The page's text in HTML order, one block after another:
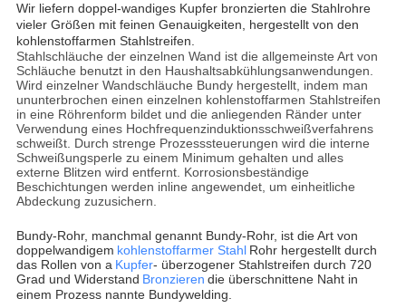
Wir liefern doppel-wandiges Kupfer bronzierten die Stahlrohre
vieler Größen mit feinen Genauigkeiten, hergestellt von den
kohlenstoffarmen Stahlstreifen.
Stahlschläuche der einzelnen Wand ist die allgemeinste Art von
Schläuche benutzt in den Haushaltsabkühlungsanwendungen.
Wird einzelner Wandschläuche Bundy hergestellt, indem man
ununterbrochen einen einzelnen kohlenstoffarmen Stahlstreifen
in eine Röhrenform bildet und die anliegenden Ränder unter
Verwendung eines Hochfrequenzinduktionsschweißverfahrens
schweißt. Durch strenge Prozesssteuerungen wird die interne
Schweißungsperle zu einem Minimum gehalten und alles
externe Blitzen wird entfernt. Korrosionsbeständige
Beschichtungen werden inline angewendet, um einheitliche
Abdeckung zuzusichern.
Bundy-Rohr, manchmal genannt Bundy-Rohr, ist die Art von
doppelwandigem kohlenstoffarmer Stahl Rohr hergestellt durch
das Rollen von a Kupfer- überzogener Stahlstreifen durch 720
Grad und Widerstand Bronzieren die überschnittene Naht in
einem Prozess nannte Bundywelding.